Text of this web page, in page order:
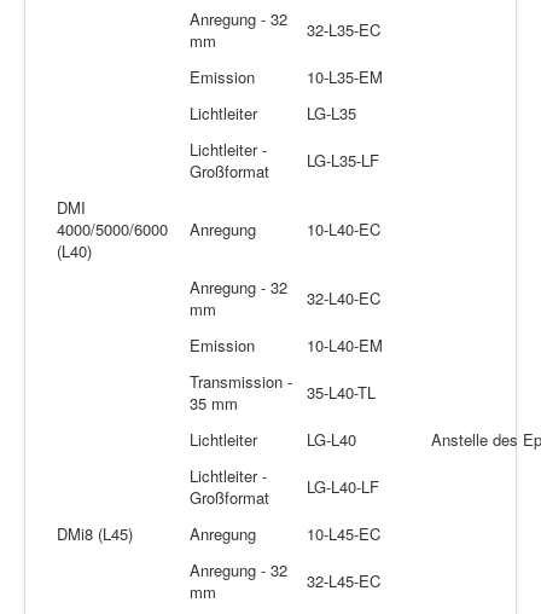
Anregung - 32
mm
32-L35-EC
Emission
10-L35-EM
Lichtleiter
LG-L35
Lichtleiter -
Großformat
LG-L35-LF
DMI
4000/5000/6000
(L40)
Anregung 10-L40-EC
Anregung - 32
mm
32-L40-EC
Emission
10-L40-EM
Transmission -
35 mm
35-L40-TL
Lichtleiter LG-L40
Anstelle des
Lichtleiter -
Großformat
LG-L40-LF
DMi8 (L45) Anregung
10-L45-EC
Anregung - 32
mm
32-L45-EC